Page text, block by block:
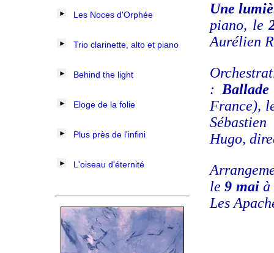
Les Noces d'Orphée
Trio clarinette, alto et piano
Behind the light
Eloge de la folie
Plus près de l'infini
L'oiseau d'éternité
Une
piano, le
Aurélien
:
France),
Hugo,
le9 maià
Les